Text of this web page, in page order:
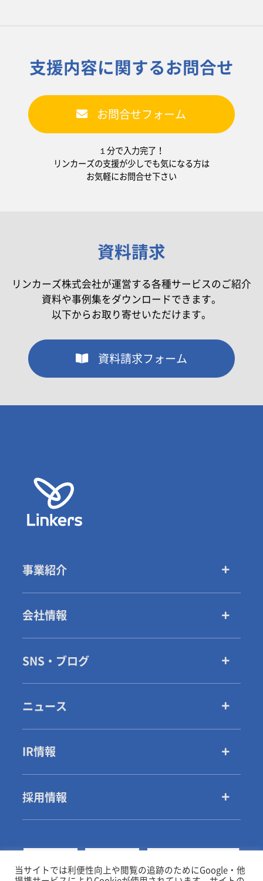
支援内容に関するお問合せ
お問合せフォーム
１分で入力完了！
リンカーズの支援が少しでも気になる方は
お気軽にお問合せ下さい
資料請求
リンカーズ株式会社が運営する各種サービスのご紹介
資料や事例集をダウンロードできます。
以下からお取り寄せいただけます。
資料請求フォーム
事業紹介
会社情報
SNS・ブログ
ニュース
IR情報
採用情報
当サイトでは利便性向上や閲覧の追跡のためにGoogle・他